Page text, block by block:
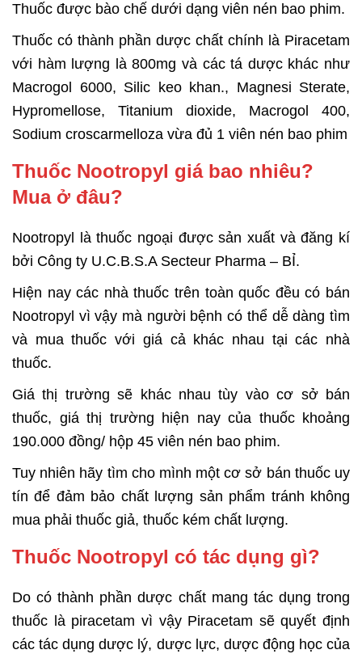
Thuốc được bào chế dưới dạng viên nén bao phim.
Thuốc có thành phần dược chất chính là Piracetam
với hàm lượng là 800mg và các tá dược khác như
Macrogol 6000, Silic keo khan., Magnesi Sterate,
Hypromellose, Titanium dioxide, Macrogol 400,
Sodium croscarmelloza vừa đủ 1 viên nén bao phim
Thuốc Nootropyl giá bao nhiêu?
Mua ở đâu?
Nootropyl là thuốc ngoại được sản xuất và đăng kí
bởi Công ty U.C.B.S.A Secteur Pharma – BỈ.
Hiện nay các nhà thuốc trên toàn quốc đều có bán
Nootropyl vì vậy mà người bệnh có thể dễ dàng tìm
và mua thuốc với giá cả khác nhau tại các nhà
thuốc.
Giá thị trường sẽ khác nhau tùy vào cơ sở bán
thuốc, giá thị trường hiện nay của thuốc khoảng
190.000 đồng/ hộp 45 viên nén bao phim.
Tuy nhiên hãy tìm cho mình một cơ sở bán thuốc uy
tín để đảm bảo chất lượng sản phẩm tránh không
mua phải thuốc giả, thuốc kém chất lượng.
Thuốc Nootropyl có tác dụng gì?
Do có thành phần dược chất mang tác dụng trong
thuốc là piracetam vì vậy Piracetam sẽ quyết định
các tác dụng dược lý, dược lực, dược động học của